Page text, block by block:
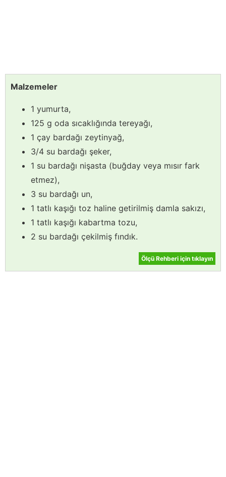
Malzemeler
1 yumurta,
125 g oda sıcaklığında tereyağı,
1 çay bardağı zeytinyağ,
3/4 su bardağı şeker,
1 su bardağı nişasta (buğday veya mısır fark
etmez),
3 su bardağı un,
1 tatlı kaşığı toz haline getirilmiş damla sakızı,
1 tatlı kaşığı kabartma tozu,
2 su bardağı çekilmiş fındık.
Ölçü Rehberi için tıklayın